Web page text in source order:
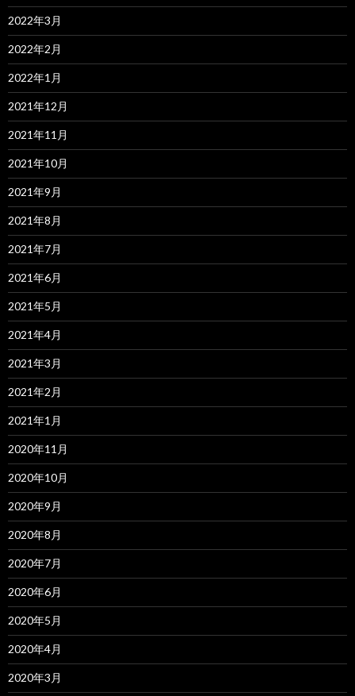
2022年3月
2022年2月
2022年1月
2021年12月
2021年11月
2021年10月
2021年9月
2021年8月
2021年7月
2021年6月
2021年5月
2021年4月
2021年3月
2021年2月
2021年1月
2020年11月
2020年10月
2020年9月
2020年8月
2020年7月
2020年6月
2020年5月
2020年4月
2020年3月